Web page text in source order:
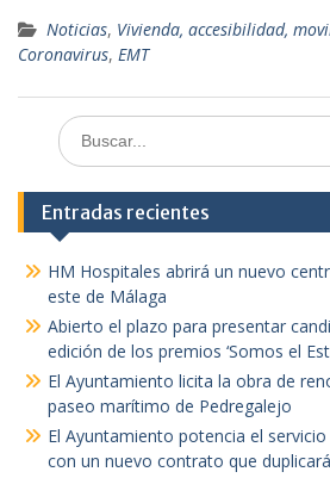
Noticias, Vivienda, accesibilidad,
Coronavirus, EMT
Buscar:
Entradas recientes
HM Hospitales abrirá un nuevo
este de Málaga
Abierto el plazo para presentar
edición de los premios ‘Somos el
El Ayuntamiento licita la obra de
paseo marítimo de Pedregalejo
El Ayuntamiento potencia el
con un nuevo contrato que